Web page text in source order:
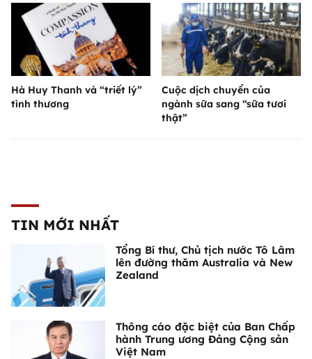
Hà Huy Thanh và “triết lý”
tình thương
Cuộc dịch chuyển của
ngành sữa sang “sữa tươi
thật”
TIN MỚI NHẤT
Tổng Bí thư, Chủ tịch nước Tô Lâm
lên đường thăm Australia và New
Zealand
Thông cáo đặc biệt của Ban Chấp
hành Trung ương Đảng Cộng sản
Việt Nam